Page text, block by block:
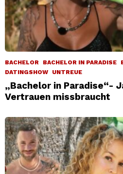
BACHELOR BACHELOR IN PARADISE
DATINGSHOW
UNTREUE
„Bachelor in Paradise“-
Vertrauen missbraucht